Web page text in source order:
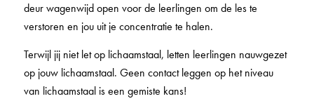
deur wagenwijd open voor de leerlingen om de les te
verstoren en jou uit je concentratie te halen.
Terwijl jij niet let op lichaamstaal, letten leerlingen nauwgezet
op jouw lichaamstaal. Geen contact leggen op het niveau
van lichaamstaal is een gemiste kans!